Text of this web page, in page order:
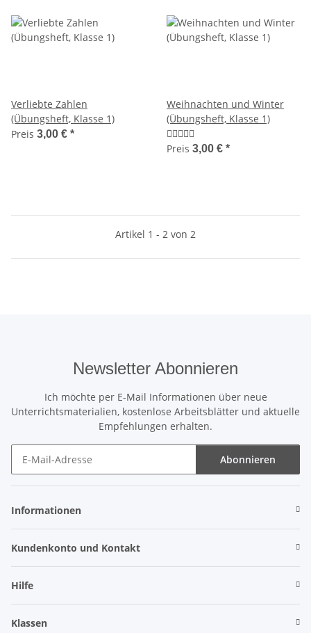
Verliebte Zahlen
(Übungsheft, Klasse 1)
Preis 3,00 € *
Weihnachten und Winter
(Übungsheft, Klasse 1)
Preis 3,00 € *
Artikel 1 - 2 von 2
Newsletter Abonnieren
Ich möchte per E-Mail Informationen über neue
Unterrichtsmaterialien, kostenlose Arbeitsblätter und aktuelle
Empfehlungen erhalten.
Abonnieren
Informationen
Kundenkonto und Kontakt
Hilfe
Klassen